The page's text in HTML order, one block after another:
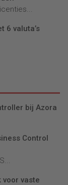
6 valuta’s
bij Azora
Control
vaste